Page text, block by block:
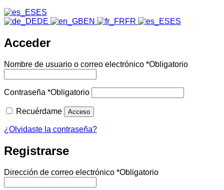
ES
DE
EN FR ES
Acceder
Nombre de usuario o correo electrónico *Obligatorio
Contraseña *Obligatorio
Recuérdame Acceso
¿Olvidaste la contraseña?
Registrarse
Dirección de correo electrónico *Obligatorio